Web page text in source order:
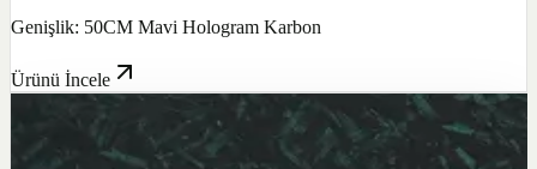
Genişlik: 50CM Mavi Hologram Karbon
Ürünü İncele